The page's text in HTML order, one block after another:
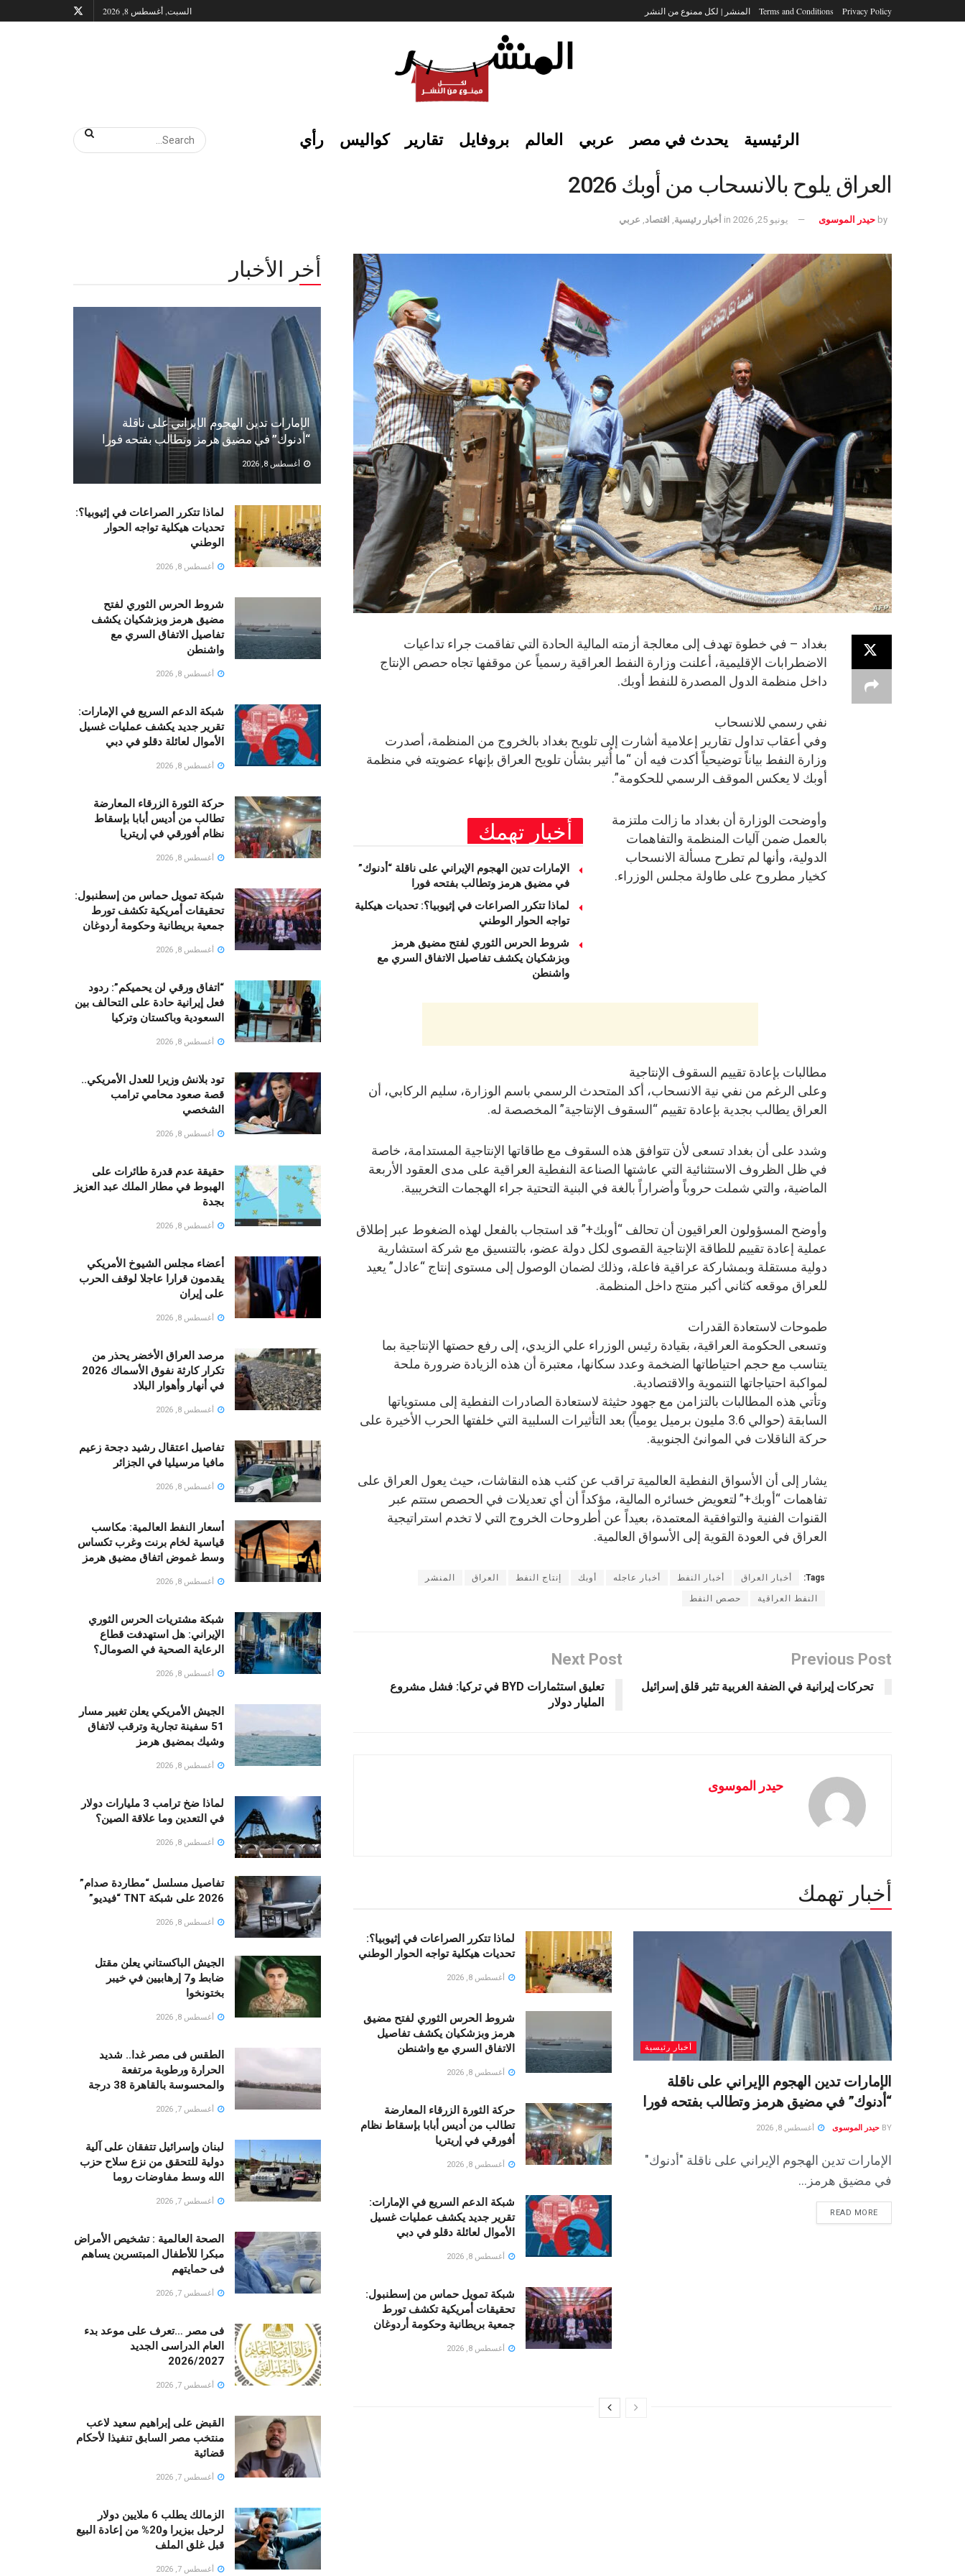
Privacy Policy
Terms and Conditions المنشر | لكل ممنوع من النشر السبت, أغسطس 8, 2026
الرئيسية يحدث في مصر عربي العالم بروفايل تقارير كواليس رأي
العراق يلوح بالانسحاب من أوبك 2026
by حيدر الموسوى يونيو 25, 2026 in أخبار رئيسية اقتصاد عربي
بغداد – في خطوة تهدف إلى معالجة أزمته المالية الحادة التي تفاقمت جراء تداعيات
الاضطرابات الإقليمية، أعلنت وزارة النفط العراقية رسمياً عن موقفها تجاه حصص الإنتاج
داخل منظمة الدول المصدرة للنفط أوبك.
نفي رسمي للانسحاب
وفي أعقاب تداول تقارير إعلامية أشارت إلى تلويح بغداد بالخروج من المنظمة، أصدرت
وزارة النفط بياناً توضيحياً أكدت فيه أن “ما أُثير بشأن تلويح العراق بإنهاء عضويته في منظمة
أوبك لا يعكس الموقف الرسمي للحكومة”.
أخبار تهمك
الإمارات تدين الهجوم الإيراني على ناقلة “أدنوك”
في مضيق هرمز وتطالب بفتحه فورا
لماذا تتكرر الصراعات في إثيوبيا؟: تحديات هيكلية
تواجه الحوار الوطني
شروط الحرس الثوري لفتح مضيق هرمز
وبزشكيان يكشف تفاصيل الاتفاق السري مع
واشنطن
وأوضحت الوزارة أن بغداد ما زالت ملتزمة
بالعمل ضمن آليات المنظمة والتفاهمات
الدولية، وأنها لم تطرح مسألة الانسحاب
كخيار مطروح على طاولة مجلس الوزراء.
مطالبات بإعادة تقييم السقوف الإنتاجية
وعلى الرغم من نفي نية الانسحاب، أكد المتحدث الرسمي باسم الوزارة، سليم الركابي، أن
العراق يطالب بجدية بإعادة تقييم “السقوف الإنتاجية” المخصصة له.
وشدد على أن بغداد تسعى لأن تتوافق هذه السقوف مع طاقاتها الإنتاجية المستدامة، خاصة
في ظل الظروف الاستثنائية التي عاشتها الصناعة النفطية العراقية على مدى العقود الأربعة
الماضية، والتي شملت حروباً وأضراراً بالغة في البنية التحتية جراء الهجمات التخريبية.
وأوضح المسؤولون العراقيون أن تحالف “أوبك+” قد استجاب بالفعل لهذه الضغوط عبر إطلاق
عملية إعادة تقييم للطاقة الإنتاجية القصوى لكل دولة عضو، بالتنسيق مع شركة استشارية
دولية مستقلة وبمشاركة عراقية فاعلة، وذلك لضمان الوصول إلى مستوى إنتاج “عادل” يعيد
للعراق موقعه كثاني أكبر منتج داخل المنظمة.
طموحات لاستعادة القدرات
وتسعى الحكومة العراقية، بقيادة رئيس الوزراء علي الزيدي، إلى رفع حصتها الإنتاجية بما
يتناسب مع حجم احتياطاتها الضخمة وعدد سكانها، معتبرة أن هذه الزيادة ضرورة ملحة
لمواكبة احتياجاتها التنموية والاقتصادية.
وتأتي هذه المطالبات بالتزامن مع جهود حثيثة لاستعادة الصادرات النفطية إلى مستوياتها
السابقة (حوالي 3.6 مليون برميل يومياً) بعد التأثيرات السلبية التي خلفتها الحرب الأخيرة على
حركة الناقلات في الموانئ الجنوبية.
يشار إلى أن الأسواق النفطية العالمية تراقب عن كثب هذه النقاشات، حيث يعول العراق على
تفاهمات “أوبك+” لتعويض خسائره المالية، مؤكداً أن أي تعديلات في الحصص ستتم عبر
القنوات الفنية والتوافقية المعتمدة، بعيداً عن أطروحات الخروج التي لا تخدم استراتيجية
العراق في العودة القوية إلى الأسواق العالمية.
Tags: أخبار العراق أخبار النفط أخبار عاجله أوبك إنتاج النفط العراق المنشر
النفط العراقية حصص النفط
Previous Post
تحركات إيرانية في الضفة الغربية تثير قلق إسرائيل
Next Post
تعليق استثمارات BYD في تركيا: فشل مشروع
المليار دولار
حيدر الموسوى
أخبار تهمك
أخبار رئيسية
الإمارات تدين الهجوم الإيراني على ناقلة
“أدنوك” في مضيق هرمز وتطالب بفتحه فورا
BY حيدر الموسوى أغسطس 8, 2026
الإمارات تدين الهجوم الإيراني على ناقلة "أدنوك"
في مضيق هرمز...
READ MORE
لماذا تتكرر الصراعات في إثيوبيا؟:
تحديات هيكلية تواجه الحوار الوطني
أغسطس 8, 2026
شروط الحرس الثوري لفتح مضيق
هرمز وبزشكيان يكشف تفاصيل
الاتفاق السري مع واشنطن
أغسطس 8, 2026
حركة الثورة الزرقاء المعارضة
تطالب من أديس أبابا بإسقاط نظام
أفورقي في إريتريا
أغسطس 8, 2026
شبكة الدعم السريع في الإمارات:
تقرير جديد يكشف عمليات غسيل
الأموال لعائلة دقلو في دبي
أغسطس 8, 2026
شبكة تمويل حماس من إسطنبول:
تحقيقات أمريكية تكشف تورط
جمعية بريطانية وحكومة أردوغان
أغسطس 8, 2026
أخر الأخبار
الإمارات تدين الهجوم الإيراني على ناقلة
“أدنوك” في مضيق هرمز وتطالب بفتحه فورا
أغسطس 8, 2026
لماذا تتكرر الصراعات في إثيوبيا؟:
تحديات هيكلية تواجه الحوار
الوطني
أغسطس 8, 2026
شروط الحرس الثوري لفتح
مضيق هرمز وبزشكيان يكشف
تفاصيل الاتفاق السري مع
واشنطن
أغسطس 8, 2026
شبكة الدعم السريع في الإمارات:
تقرير جديد يكشف عمليات غسيل
الأموال لعائلة دقلو في دبي
أغسطس 8, 2026
حركة الثورة الزرقاء المعارضة
تطالب من أديس أبابا بإسقاط
نظام أفورقي في إريتريا
أغسطس 8, 2026
شبكة تمويل حماس من إسطنبول:
تحقيقات أمريكية تكشف تورط
جمعية بريطانية وحكومة أردوغان
أغسطس 8, 2026
“اتفاق ورقي لن يحميكم”: ردود
فعل إيرانية حادة على التحالف بين
السعودية وباكستان وتركيا
أغسطس 8, 2026
تود بلانش وزيرا للعدل الأمريكي..
قصة صعود محامي ترامب
الشخصي
أغسطس 8, 2026
حقيقة عدم قدرة طائرات على
الهبوط في مطار الملك عبد العزيز
بجدة
أغسطس 8, 2026
أعضاء مجلس الشيوخ الأمريكي
يقدمون قرارا عاجلا لوقف الحرب
على إيران
أغسطس 8, 2026
مرصد العراق الأخضر يحذر من
تكرار كارثة نفوق الأسماك 2026
في أنهار وأهوار البلاد
أغسطس 8, 2026
تفاصيل اعتقال رشيد دجحة زعيم
مافيا مرسيليا في الجزائر
أغسطس 8, 2026
أسعار النفط العالمية: مكاسب
قياسية لخام برنت وغرب تكساس
وسط غموض اتفاق مضيق هرمز
أغسطس 8, 2026
شبكة مشتريات الحرس الثوري
الإيراني: هل استهدفت قطاع
الرعاية الصحية في الصومال؟
أغسطس 8, 2026
الجيش الأمريكي يعلن تغيير مسار
51 سفينة تجارية وترقب لاتفاق
وشيك بمضيق هرمز
أغسطس 8, 2026
لماذا ضخ ترامب 3 مليارات دولار
في التعدين وما علاقة الصين؟
أغسطس 8, 2026
تفاصيل مسلسل “مطاردة صدام”
2026 على شبكة TNT “فيديو”
أغسطس 8, 2026
الجيش الباكستاني يعلن مقتل
ضابط و7 إرهابيين في خيبر
بختونخوا
أغسطس 8, 2026
الطقس فى مصر غدا.. شديد
الحرارة ورطوبة مرتفعة
والمحسوسة بالقاهرة 38 درجة
أغسطس 7, 2026
لبنان وإسرائيل تتفقان على آلية
دولية للتحقق من نزع سلاح حزب
الله وسط مفاوضات روما
أغسطس 7, 2026
الصحة العالمية : تشخيص الأمراض
مبكرا للأطفال المبتسرين يساهم
فى حمايتهم
أغسطس 7, 2026
فى مصر …تعرف على موعد بدء
العام الدراسى الجديد
2026/2027
أغسطس 7, 2026
القبض على إبراهيم سعيد لاعب
منتخب مصر السابق تنفيذا لأحكام
قضائية
أغسطس 7, 2026
الزمالك يطلب 6 ملايين دولار
لرحيل بيزيرا و20% من إعادة البيع
قبل غلق الملف
أغسطس 7, 2026